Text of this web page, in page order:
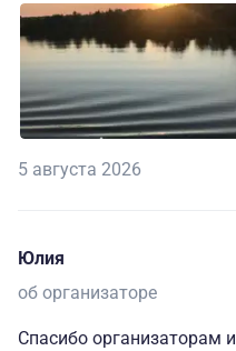
5 августа 2026
Юлия
об организаторе
Спасибо организаторам